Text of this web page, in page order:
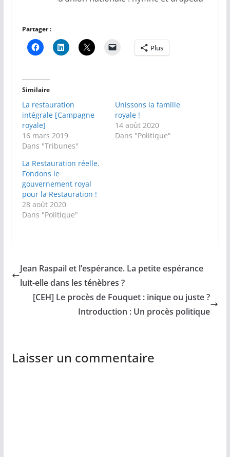
Partager :
Plus
Similaire
La restauration
intégrale [Campagne
royale]
16 mars 2019
Dans "Tribunes"
Unissons la famille
royale !
14 août 2020
Dans "Politique"
La Restauration réelle.
Fondons le
gouvernement royal
pour la Restauration !
28 août 2020
Dans "Politique"
Jean Raspail et l’espérance. La petite espérance
luit-elle dans les ténèbres ?
[CEH] Le procès de Fouquet : inique ou juste ?
Introduction : Un procès politique
Laisser un commentaire